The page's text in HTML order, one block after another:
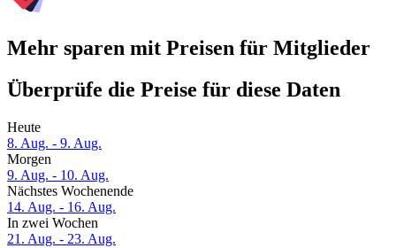
Mehr sparen mit Preisen für Mitglieder
Überprüfe die Preise für diese Daten
Heute
8. Aug. - 9. Aug.
Morgen
9. Aug. - 10. Aug.
Nächstes Wochenende
14. Aug. - 16. Aug.
In zwei Wochen
21. Aug. - 23. Aug.